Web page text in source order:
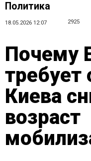
Политика
18.05.2026 12:07 2925
Почему
требует
Киева
возраст